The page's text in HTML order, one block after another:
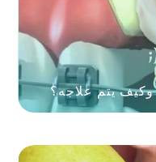
وكيف يتم علاجه؟